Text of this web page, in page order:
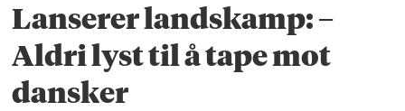
Lanserer landskamp: –
Aldri lyst til å tape mot
dansker